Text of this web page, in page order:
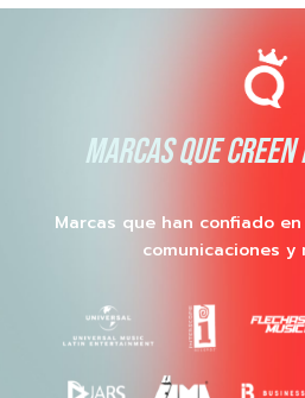
MARCAS QUE
Marcas que han confiado
comunicaciones y